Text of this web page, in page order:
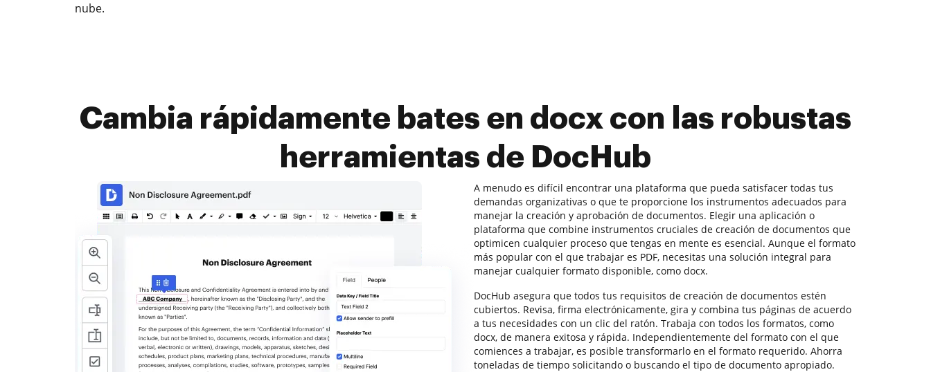
nube.
Cambia rápidamente bates en docx con las robustas
herramientas de DocHub
A menudo es difícil encontrar una plataforma que pueda satisfacer todas tus
demandas organizativas o que te proporcione los instrumentos adecuados para
manejar la creación y aprobación de documentos. Elegir una aplicación o
plataforma que combine instrumentos cruciales de creación de documentos que
optimicen cualquier proceso que tengas en mente es esencial. Aunque el formato
más popular con el que trabajar es PDF, necesitas una solución integral para
manejar cualquier formato disponible, como docx.
DocHub asegura que todos tus requisitos de creación de documentos estén
cubiertos. Revisa, firma electrónicamente, gira y combina tus páginas de acuerdo
a tus necesidades con un clic del ratón. Trabaja con todos los formatos, como
docx, de manera exitosa y rápida. Independientemente del formato con el que
comiences a trabajar, es posible transformarlo en el formato requerido. Ahorra
toneladas de tiempo solicitando o buscando el tipo de documento apropiado.